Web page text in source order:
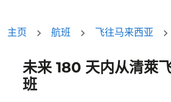
主页 航班 飞往马来西亚
未来 180 天内从清萊
班
没有符合您的筛选条件的机票。请